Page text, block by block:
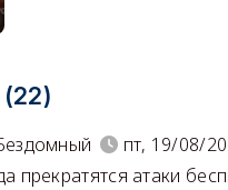
пт, 19/08/
прекратятся атаки